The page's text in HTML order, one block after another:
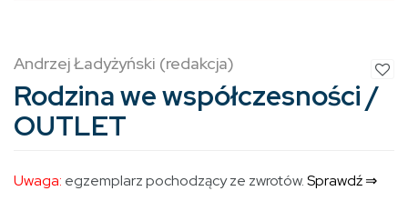
Andrzej Ładyżyński (redakcja)
Rodzina we współczesności /
OUTLET
Uwaga: egzemplarz pochodzący ze zwrotów.Sprawdź ⇒